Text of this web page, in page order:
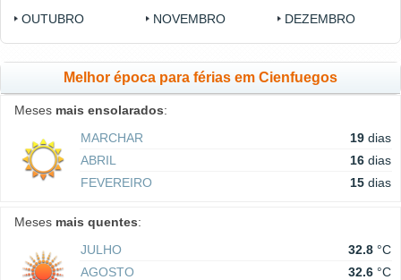
OUTUBRO NOVEMBRO DEZEMBRO
Melhor época para férias em Cienfuegos
Meses mais ensolarados:
MARCHAR
19 dias
ABRIL
16 dias
FEVEREIRO
15 dias
Meses mais quentes:
JULHO
32.8 °C
AGOSTO
32.6 °C